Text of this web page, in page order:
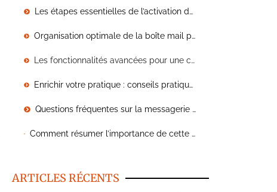
Les étapes essentielles de l’activation de votre boîte mail
Organisation optimale de la boîte mail pour une efficacité accrue
Les fonctionnalités avancées pour une communication renforcée
Enrichir votre pratique : conseils pratiques et questions fréquentes
Questions fréquentes sur la messagerie académique
Comment résumer l’importance de cette optimisation ? Mais par un appel à l’action, bien sûr. S’investir dans sa boîte mail académique d’Amiens, c’est choisir la simplicité et l’efficacité. Ajuster vos paramètres, personnaliser vos réglages et prendre le contrôle sur vos communications : voilà la clé d’une tranquillité d’esprit retrouvée. Alors, êtes-vous prêt à transformer votre expérience quotidienne au sein de l’académie ?
ARTICLES RÉCENTS